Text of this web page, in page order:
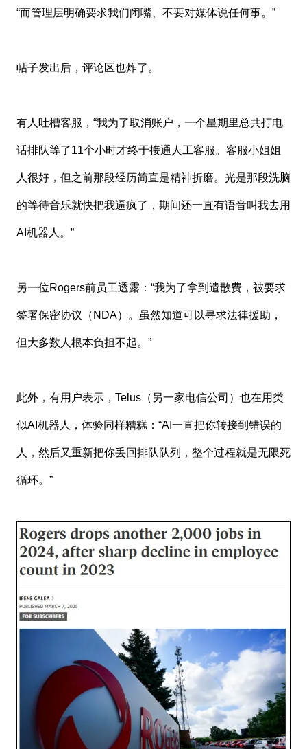
“而管理层明确要求我们闭嘴、不要对媒体说任何事。”
帖子发出后，评论区也炸了。
有人吐槽客服，“我为了取消账户，一个星期里总共打电
话排队等了11个小时才终于接通人工客服。客服小姐姐
人很好，但之前那段经历简直是精神折磨。光是那段洗脑
的等待音乐就快把我逼疯了，期间还一直有语音叫我去用
AI机器人。”
另一位Rogers前员工透露：“我为了拿到遣散费，被要求
签署保密协议（NDA）。虽然知道可以寻求法律援助，
但大多数人根本负担不起。”
此外，有用户表示，Telus（另一家电信公司）也在用类
似AI机器人，体验同样糟糕：“AI一直把你转接到错误的
人，然后又重新把你丢回排队队列，整个过程就是无限死
循环。”